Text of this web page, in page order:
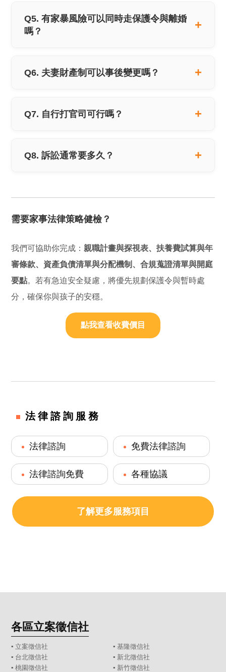
Q5. 有家暴風險可以同時走保護令與離婚
嗎？
Q6. 夫妻財產制可以事後變更嗎？
Q7. 自行打官司可行嗎？
Q8. 訴訟通常要多久？
需要家事法律策略健檢？
我們可協助你完成： 親職計畫與探視表、扶養費試算與年
審條款、資產負債清單與分配機制、合規蒐證清單與開庭
要點。若有急迫安全疑慮，將優先規劃保護令與暫時處
分，確保你與孩子的安穩。
點我查看收費價目
法律諮詢服務
法律諮詢 免費法律諮詢
法律諮詢免費 各種協議
了解更多服務項目
各區立案徵信社
▪ 立案徵信社 ▪ 基隆徵信社
▪ 台北徵信社 ▪ 新北徵信社
▪桃園徵信社 ▪ 新竹徵信社